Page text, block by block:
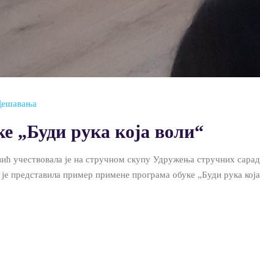
„Буди рука која воли“
учествовала је на стручном скупу Удружења стручних
представила пример примене програма обуке „Буди рука